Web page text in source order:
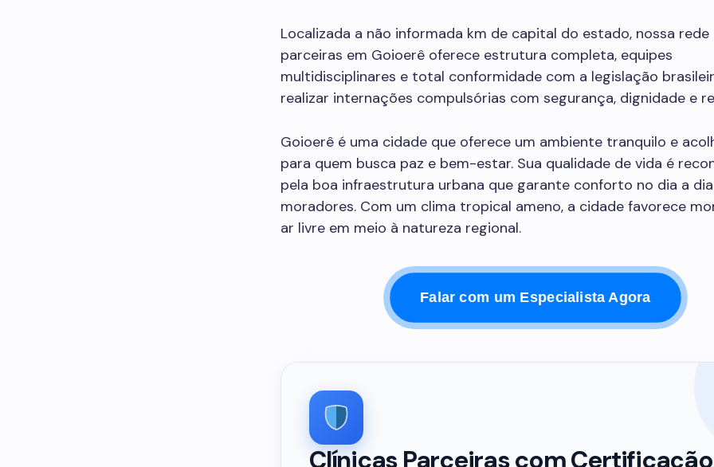
Localizada a não informada km de capital do estado, nossa rede
parceiras em Goioerê oferece estrutura completa, equipes
multidisciplinares e total conformidade com a legislação
realizar internações compulsórias com segurança, dignidade e
Goioerê é uma cidade que oferece um ambiente tranquilo e
para quem busca paz e bem-estar. Sua qualidade de vida é
pela boa infraestrutura urbana que garante conforto no dia a
moradores. Com um clima tropical ameno, a cidade favorece
ar livre em meio à natureza regional.
Falar com um Especialista Agora
Clínicas Parceiras com